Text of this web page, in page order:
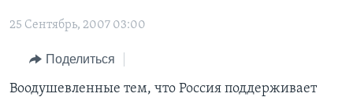
навигации
Перейти
НОВОСТИ ЗА МИНУТУ
ИТОГИ
ПОЧЕМУ ЭТО ВАЖНО?
УЧИМ АНГЛИЙСКИЙ
НАША АМЕРИКАНСКАЯ ИСТОРИЯ
А КАК В АМЕРИКЕ?
ЭКСПЕРТИЗА
ИНТЕРВЬЮ
ФАКТЫ ПРОТИВ ФЕЙКОВ
25 Сентябрь, 2007 03:00
Поделиться
Воодушевленные тем, что Россия поддерживает